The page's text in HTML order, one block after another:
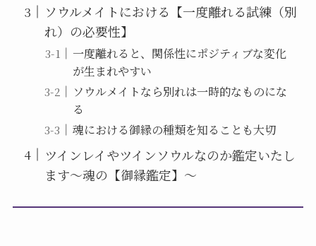
ソウルメイトにおける【一度離れる試練（別
れ）の必要性】
一度離れると、関係性にポジティブな変化
が生まれやすい
ソウルメイトなら別れは一時的なものにな
る
魂における御縁の種類を知ることも大切
ツインレイやツインソウルなのか鑑定いたし
ます〜魂の【御縁鑑定】〜